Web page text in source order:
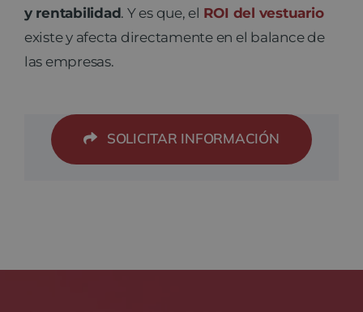
y rentabilidad. Y es que, el ROI del vestuario
existe y afecta directamente en el balance de
las empresas.
SOLICITAR INFORMACIÓN